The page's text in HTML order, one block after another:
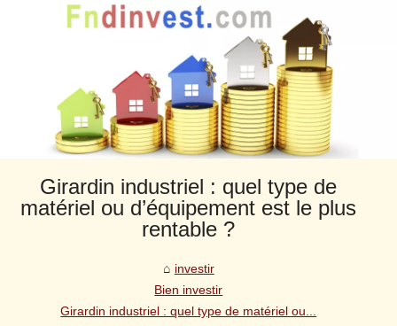
Girardin industriel : quel type de
matériel ou d’équipement est le plus
rentable ?
investir
Bien investir
Girardin industriel : quel type de matériel ou...